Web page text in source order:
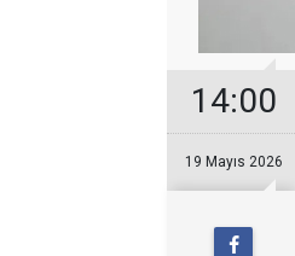
14:00
19 Mayıs 2026